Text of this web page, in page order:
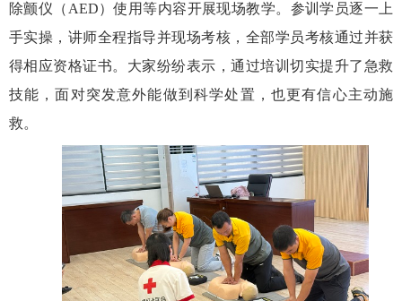
除颤仪（ AED）使用等内容开展现场教学。参训学员逐一上
手实操，讲师全程指导并现场考核， 全部学员考核通过并获
得相应资格证书。大家纷纷表示，通过培训切实提升了急救
技能，面对突发意外能做到科学处置，也更有信心主动施
救。